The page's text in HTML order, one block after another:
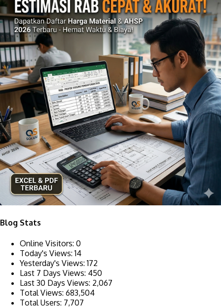
Blog Stats
Online Visitors: 0
Today's Views:14
Yesterday's Views:172
Last 7 Days Views: 450
Last 30 Days Views: 2,067
Total Views: 683,504
Total Users: 7,707